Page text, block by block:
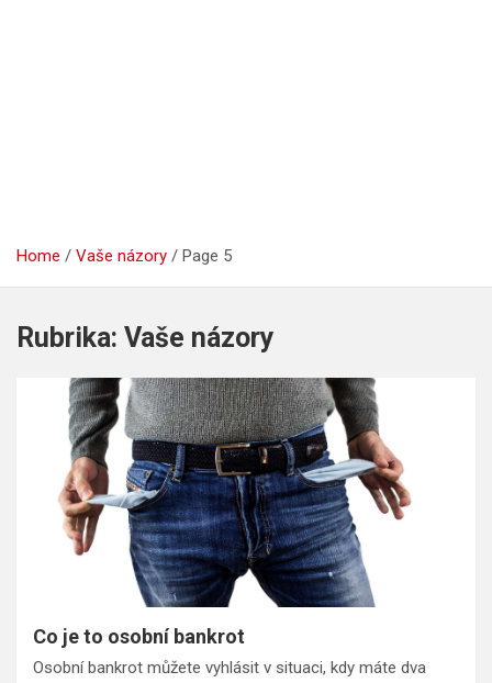
Home Vaše názory Page 5
Rubrika: Vaše názory
Co je to osobní bankrot
Osobní bankrot můžete vyhlásit v situaci, kdy máte dva